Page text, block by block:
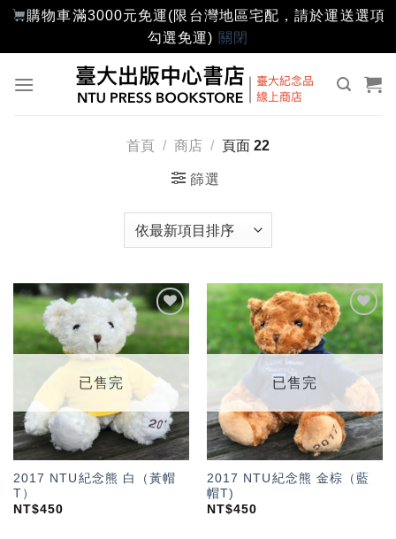
購物車滿3000元免運(限台灣地區宅配，請於運送選項
勾選免運) 關閉
首頁 / 商店 / 頁面 22
篩選
加入
「願
望輕
已售完
2017 NTU紀念熊 白（黃帽
T）
NT$450
加入
「願
望輕
已售完
2017 NTU紀念熊 金棕（藍
帽T)
NT$450